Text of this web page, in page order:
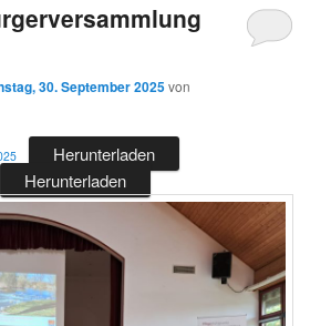
30. September 2025von
Herunterladen
Herunterladen